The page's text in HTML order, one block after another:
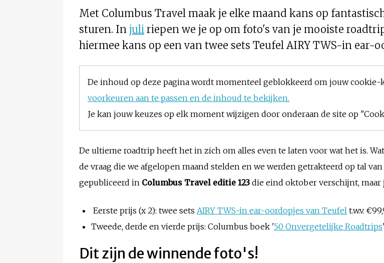
Met Columbus Travel maak je elke maand kans op
sturen. In juli riepen we je op om foto's van je mooiste
hiermee kans op een van twee sets Teufel AIRY TWS-in ear-
De inhoud op deze pagina wordt momenteel geblokkeerd om jouw cookie-
voorkeuren aan te passen en de inhoud te bekijken.
Je kan jouw keuzes op elk moment wijzigen door onderaan de site op
De ultieme roadtrip heeft het in zich om alles even te laten voor wat het is.
de vraag die we afgelopen maand stelden en we werden getrakteerd op tal
gepubliceerd in Columbus Travel editie 123 die eind oktober verschijnt,
Eerste prijs (x 2): twee sets AIRY TWS-in ear-oordopjes van Teufel t.w.v.
Tweede, derde en vierde prijs: Columbus boek '50 Onvergetelijke Roadtrips'
Dit zijn de winnende foto's!